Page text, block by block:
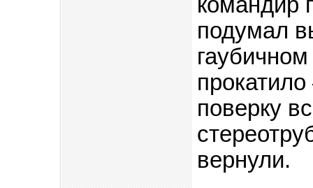
командир
подумал
поверку
вернули.